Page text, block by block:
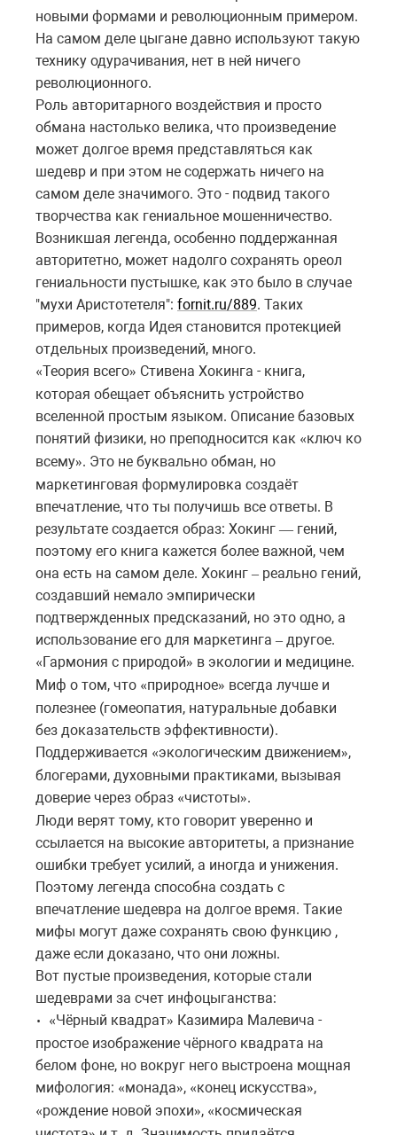
новыми формами и революционным примером.
На самом деле цыгане давно используют такую
технику одурачивания, нет в ней ничего
революционного.
Роль авторитарного воздействия и просто
обмана настолько велика, что произведение
может долгое время представляться как
шедевр и при этом не содержать ничего на
самом деле значимого. Это - подвид такого
творчества как гениальное мошенничество.
Возникшая легенда, особенно поддержанная
авторитетно, может надолго сохранять ореол
гениальности пустышке, как это было в случае
"мухи Аристотетеля": fornit.ru/889. Таких
примеров, когда Идея становится протекцией
отдельных произведений, много.
«Теория всего» Стивена Хокинга - книга,
которая обещает объяснить устройство
вселенной простым языком. Описание базовых
понятий физики, но преподносится как «ключ ко
всему». Это не буквально обман, но
маркетинговая формулировка создаёт
впечатление, что ты получишь все ответы. В
результате создается образ: Хокинг — гений,
поэтому его книга кажется более важной, чем
она есть на самом деле. Хокинг – реально гений,
создавший немало эмпирически
подтвержденных предсказаний, но это одно, а
использование его для маркетинга – другое.
« Гармония с природой» в экологии и медицине.
Миф о том, что «природное» всегда лучше и
полезнее (гомеопатия, натуральные добавки
без доказательств эффективности).
Поддерживается «экологическим движением»,
блогерами, духовными практиками, вызывая
доверие через образ «чистоты».
Люди верят тому, кто говорит уверенно и
ссылается на высокие авторитеты, а признание
ошибки требует усилий, а иногда и унижения.
Поэтому легенда способна создать с
впечатление шедевра на долгое время. Такие
мифы могут даже сохранять свою функцию ,
даже если доказано, что они ложны.
Вот пустые произведения, которые стали
шедеврами за счет инфоцыганства:
• «Чёрный квадрат» Казимира Малевича -
простое изображение чёрного квадрата на
белом фоне, но вокруг него выстроена мощная
мифология: «монада», «конец искусства»,
«рождение новой эпохи», «космическая